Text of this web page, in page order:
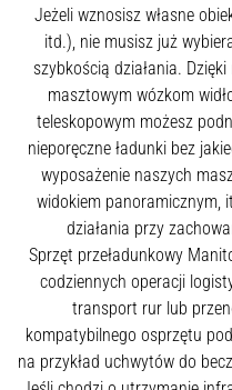
Jeżeli wznosisz własne
itd.), nie musisz już
szybkością działania.
masztowym wózkom
teleskopowym możesz
nieporęczne ładunki bez
wyposażenie naszych
widokiem panoramicznym,
działania przy
Sprzęt przeładunkowy
codziennych operacji
transport rur lub
kompatybilnego osprzętu
na przykład uchwytów do